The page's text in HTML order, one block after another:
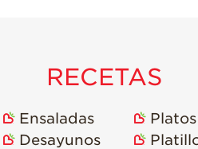
RECETAS
Ensaladas
Desayunos